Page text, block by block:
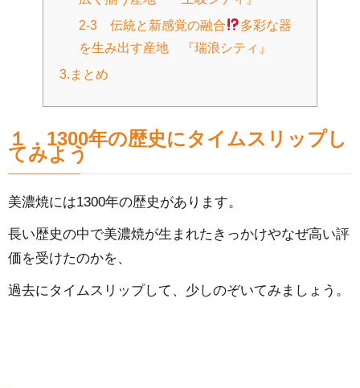
2-3 伝統と新感覚の融合
多彩な器
を生み出す産地 『瑞浪シティ』
3.まとめ
１．1300年の歴史にタイムスリップし
てみよう
美濃焼には1300年の歴史があります。
長い歴史の中で美濃焼が生まれたきっかけやなぜ高い評
価を受けたのかを、
過去にタイムスリップして、少しのぞいてみましょう。